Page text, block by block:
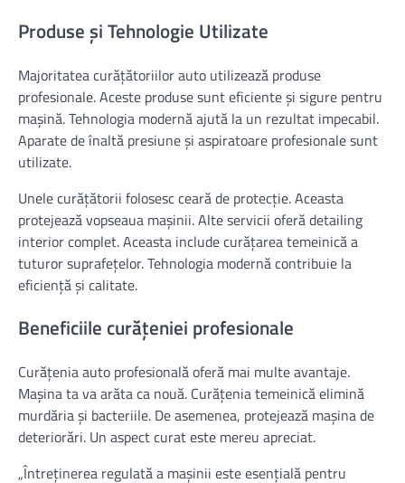
Produse și Tehnologie Utilizate
Majoritatea curățătoriilor auto utilizează produse
profesionale. Aceste produse sunt eficiente și sigure pentru
mașină. Tehnologia modernă ajută la un rezultat impecabil.
Aparate de înaltă presiune și aspiratoare profesionale sunt
utilizate.
Unele curățătorii folosesc ceară de protecție. Aceasta
protejează vopseaua mașinii. Alte servicii oferă detailing
interior complet. Aceasta include curățarea temeinică a
tuturor suprafețelor. Tehnologia modernă contribuie la
eficiență și calitate.
Beneficiile curățeniei profesionale
Curățenia auto profesională oferă mai multe avantaje.
Mașina ta va arăta ca nouă. Curățenia temeinică elimină
murdăria și bacteriile. De asemenea, protejează mașina de
deteriorări. Un aspect curat este mereu apreciat.
„Întreținerea regulată a mașinii este esențială pentru